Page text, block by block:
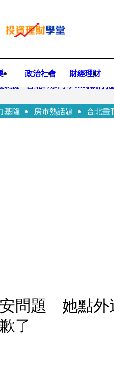
政治社會 財經理財
來襲 台北市水門今18時執行
唱到一半突收兒子告白「爸爸
基隆 房市熱話題 台北畫
問題 她點外
了